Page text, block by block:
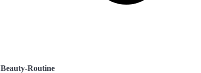
Routine